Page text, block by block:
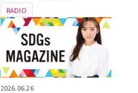
RADIO
2026.06.26